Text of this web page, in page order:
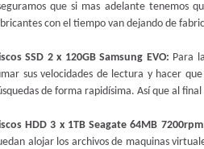
que si mas adelante tenemos
con el tiempo van dejando de
SSD 2 x 120GB Samsung EVO: Para
sus velocidades de lectura y hacer
de forma rapidísima. Así que al
HDD 3 x 1TB Seagate 64MB
alojar los archivos de maquinas